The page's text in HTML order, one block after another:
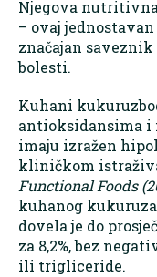
Njegova
– ovaj
značajan
bolesti.
Kuhani
antioksidansima i
imaju izražen
kliničkom
Functional Foods
kuhanog
dovela je do
za 8,2%, bez
ili trigliceride.